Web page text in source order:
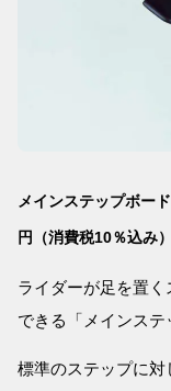
メインステップボー
円（消費税10％込み）
ライダーが足を置
できる「メインステ
標準のステップに